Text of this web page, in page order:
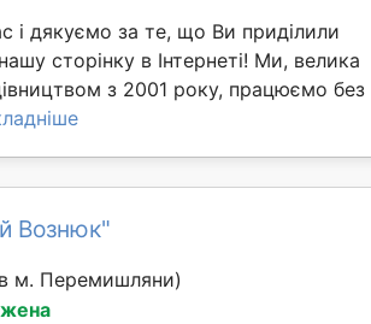
і дякуємо за те, що Ви приділили
сторінку в Інтернеті! Ми, велика
з 2001 року, працюємо без
Вознюк"
м. Перемишляни)